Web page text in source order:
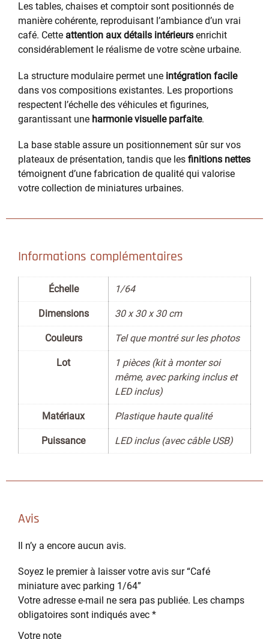
Les tables, chaises et comptoir sont positionnés de
manière cohérente, reproduisant l’ambiance d’un vrai
café. Cette attention aux détails intérieurs enrichit
considérablement le réalisme de votre scène urbaine.
La structure modulaire permet une intégration facile
dans vos compositions existantes. Les proportions
respectent l’échelle des véhicules et figurines,
garantissant une harmonie visuelle parfaite.
La base stable assure un positionnement sûr sur vos
plateaux de présentation, tandis que les finitions nettes
témoignent d’une fabrication de qualité qui valorise
votre collection de miniatures urbaines.
Informations complémentaires
Échelle 1/64
Dimensions 30 x 30 x 30 cm
Couleurs Tel que montré sur les photos
Lot
1 pièces (kit à monter soi
même, avec parking inclus et
LED inclus)
Matériaux Plastique haute qualité
Puissance LED inclus (avec câble USB)
Avis
Il n’y a encore aucun avis.
Soyez le premier à laisser votre avis sur “Café
miniature avec parking 1/64”
Votre adresse e-mail ne sera pas publiée. Les champs
obligatoires sont indiqués avec *
Votre note